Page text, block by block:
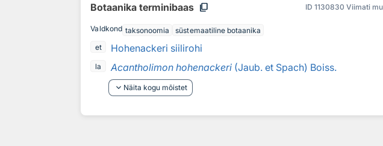
Botaanika terminibaas content_copy ID 1130830 Viimati
Valdkond taksonoomia
süstemaatiline botaanika
et
Hohenackeri siilirohi
la Acantholimon hohenackeri (Jaub. et Spach) Boiss.
keyboard_arrow_down Näita kogu mõistet